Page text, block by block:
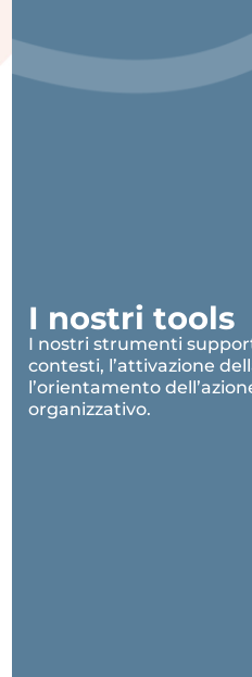
I nostri tools
I nostri strumenti
contesti, l’attivazione
l’orientamento
organizzativo.